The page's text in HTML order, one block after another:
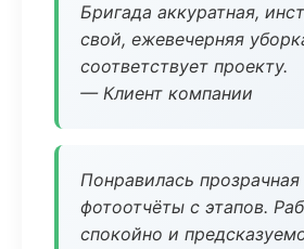
Бригада аккуратная,
свой, ежевечерняя
соответствует проекту.
— Клиент компании
Понравилась
фотоотчёты с этапов.
спокойно и